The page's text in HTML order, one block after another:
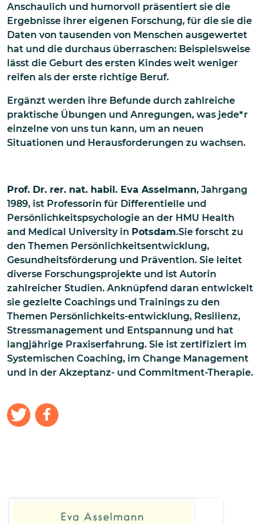
Anschaulich und humorvoll präsentiert sie die
Ergebnisse ihrer eigenen Forschung, für die sie die
Daten von tausenden von Menschen ausgewertet
hat und die durchaus überraschen: Beispielsweise
lässt die Geburt des ersten Kindes weit weniger
reifen als der erste richtige Beruf.
Ergänzt werden ihre Befunde durch zahlreiche
praktische Übungen und Anregungen, was jede*r
einzelne von uns tun kann, um an neuen
Situationen und Herausforderungen zu wachsen.
Prof. Dr. rer. nat. habil. Eva Asselmann, Jahrgang
1989, ist Professorin für Differentielle und
Persönlichkeitspsychologie an der HMU Health
and Medical University in Potsdam.Sie forscht zu
den Themen Persönlichkeitsentwicklung,
Gesundheitsförderung und Prävention. Sie leitet
diverse Forschungsprojekte und ist Autorin
zahlreicher Studien. Anknüpfend daran entwickelt
sie gezielte Coachings und Trainings zu den
Themen Persönlichkeits-entwicklung, Resilienz,
Stressmanagement und Entspannung und hat
langjährige Praxiserfahrung. Sie ist zertifiziert im
Systemischen Coaching, im Change Management
und in der Akzeptanz- und Commitment-Therapie.